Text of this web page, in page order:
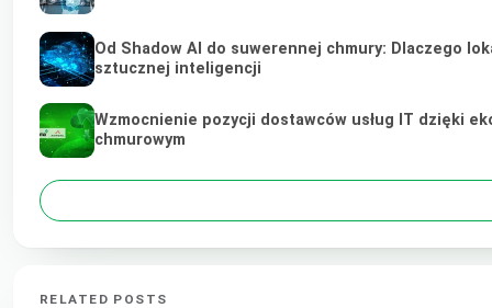
Od Shadow AI do suwerennej chmury: Dlaczego
sztucznej inteligencji
Wzmocnienie pozycji dostawców usług IT dzięki
chmurowym
RELATED POSTS